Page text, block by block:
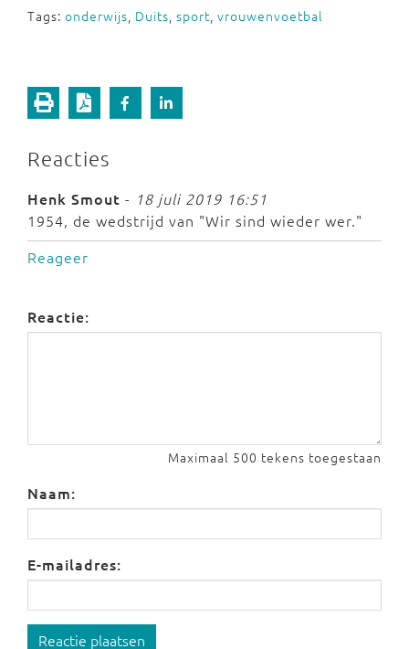
Tags: onderwijs Duits sport vrouwenvoetbal
Reacties
Henk Smout - 18 juli 2019 16:51
1954, de wedstrijd van "Wir sind wieder wer."
Reageer
Reactie:
Maximaal 500 tekens toegestaan
Naam:
E-mailadres:
Reactie plaatsen